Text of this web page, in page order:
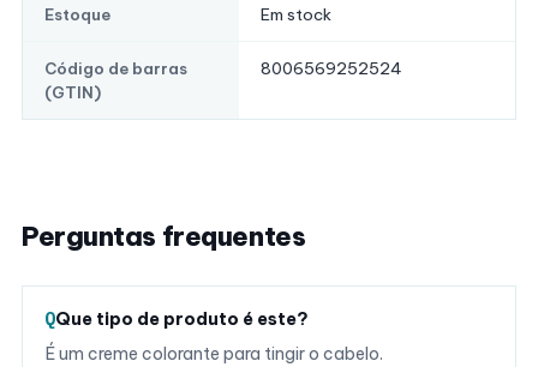
Estoque Em stock
Código de barras
(GTIN)
8006569252524
Perguntas frequentes
Que tipo de produto é este?
É um creme colorante para tingir o cabelo.